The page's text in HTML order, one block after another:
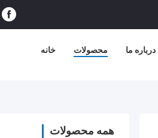
خانه محصولات درباره ما
همه محصولات